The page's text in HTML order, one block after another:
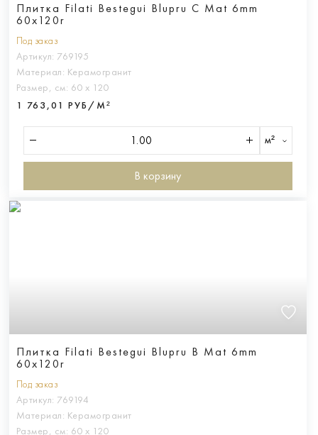
Плитка Filati Bestegui Blupru C Mat 6mm
60x120r
Под заказ
Артикул: 769195
Материал: Керамогранит
Размер, см: 60 х 120
1 763,01 РУБ/М²
м²
В корзину
Плитка Filati Bestegui Blupru B Mat 6mm
60x120r
Под заказ
Артикул: 769194
Материал: Керамогранит
Размер, см: 60 х 120